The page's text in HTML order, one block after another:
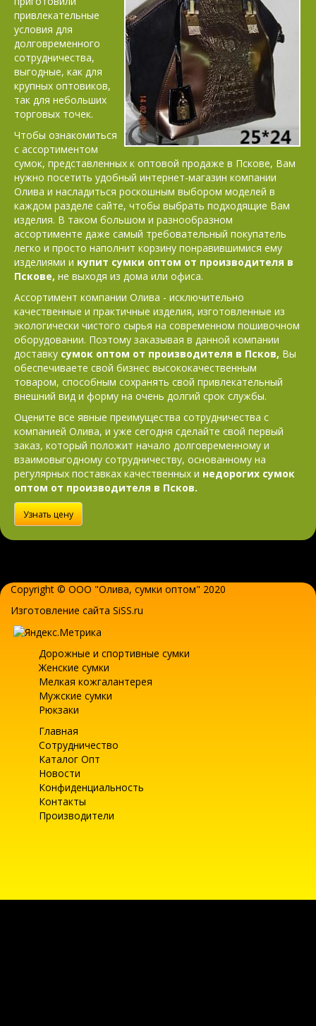
привлекательные
условия для
долговременного
сотрудничества,
выгодные, как для
крупных оптовиков,
так для небольших
торговых точек.
Чтобы ознакомиться
с ассортиментом
сумок, представленных к оптовой продаже в Пскове, Вам
нужно посетить удобный интернет-магазин компании
Олива и насладиться роскошным выбором моделей в
каждом разделе сайте, чтобы выбрать подходящие Вам
изделия. В таком большом и разнообразном
ассортименте даже самый требовательный покупатель
легко и просто наполнит корзину понравившимися ему
изделиями и купит сумки оптом от производителя в
Пскове, не выходя из дома или офиса.
Ассортимент компании Олива - исключительно
качественные и практичные изделия, изготовленные из
экологически чистого сырья на современном пошивочном
оборудовании. Поэтому заказывая в данной компании
доставку сумок оптом от производителя в Псков, Вы
обеспечиваете свой бизнес высококачественным
товаром, способным сохранять свой привлекательный
внешний вид и форму на очень долгий срок службы.
Оцените все явные преимущества сотрудничества с
компанией Олива, и уже сегодня сделайте свой первый
заказ, который положит начало долговременному и
взаимовыгодному сотрудничеству, основанному на
регулярных поставках качественных и недорогих сумок
оптом от производителя в Псков.
Узнать цену
Copyright © ООО "Олива, сумки оптом" 2020
Изготовление сайта SiSS.ru
Дорожные и спортивные сумки
Женские сумки
Мелкая кожгалантерея
Мужские сумки
Рюкзаки
Главная
Сотрудничество
Каталог Опт
Новости
Конфиденциальность
Контакты
Производители